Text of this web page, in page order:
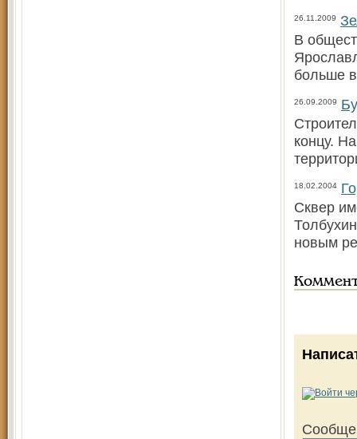
26.11.2009
В
больше
26.09.2009
концу.
18.02.2004
Сквер
новым